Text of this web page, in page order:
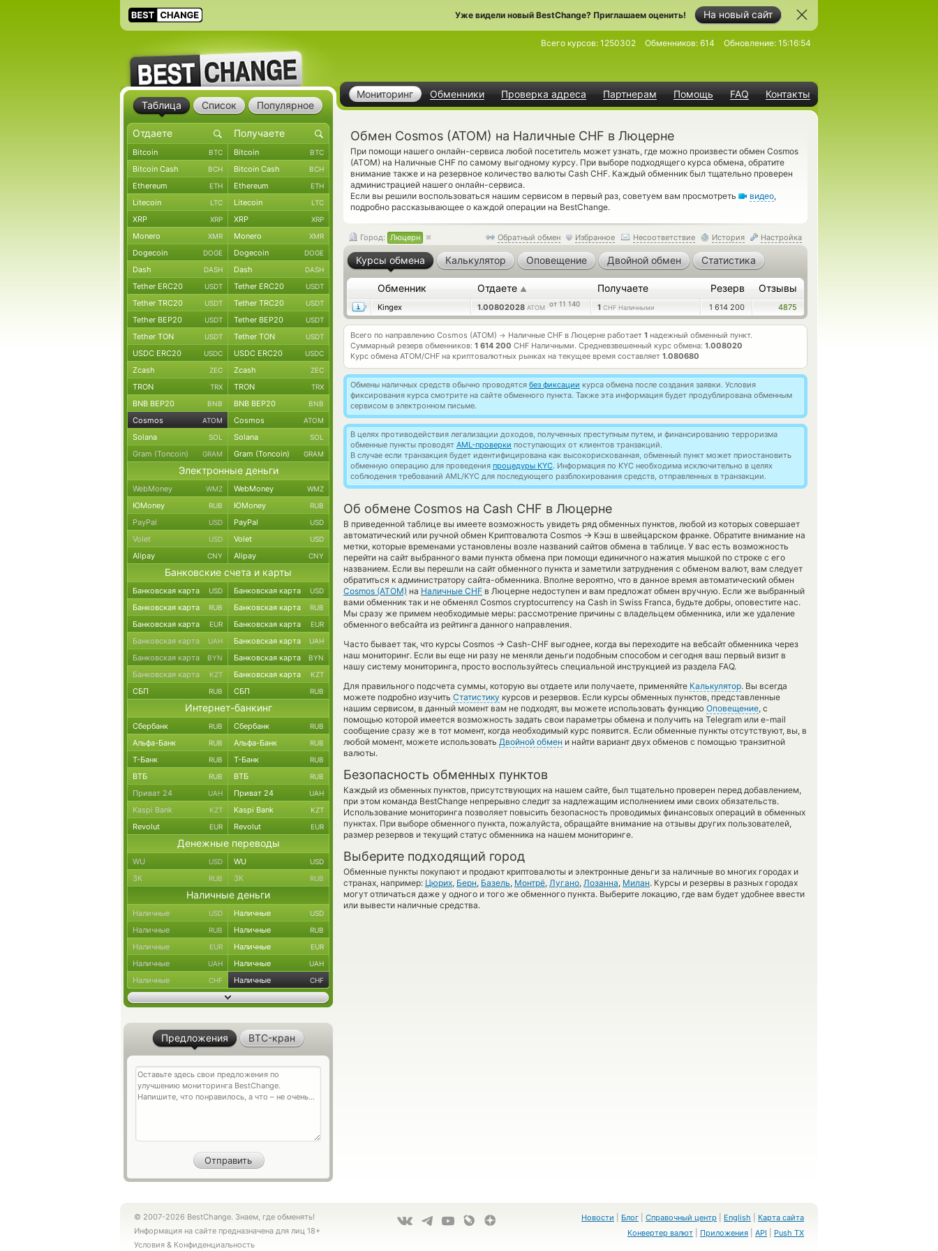
На новый сайт
Уже видели новый BestChange? Приглашаем оценить!
Мониторинг Обменники Проверка адреса Партнерам Помощь FAQ Контакты
Всего курсов: 1250302 Обменников: 614 Обновление: 15:16:54
Обмен Cosmos (ATOM) на Наличные CHF в Люцерне
При помощи нашего онлайн-сервиса любой посетитель может узнать, где можно произвести обмен Cosmos
(ATOM) на Наличные CHF по самому выгодному курсу. При выборе подходящего курса обмена, обратите
внимание также и на резервное количество валюты Cash CHF. Каждый обменник был тщательно проверен
администрацией нашего онлайн-сервиса.
Если вы решили воспользоваться нашим сервисом в первый раз, советуем вам просмотреть
видео,
подробно рассказывающее о каждой операции на BestChange.
Обратный обмен Избранное Несоответствие История Настройка
Город: Люцерн
Курсы обмена Калькулятор Оповещение Двойной обмен Статистика
Обменник Отдаете ▲ Получаете Резерв Отзывы
Kingex 1.00802028 ATOM от 11 140 1 CHF Наличными 1 614 200 4875
Всего по направлению Cosmos (ATOM) → Наличные CHF в Люцерне работает 1 надежный обменный пункт.
Суммарный резерв обменников: 1 614 200 CHF Наличными. Средневзвешенный курс обмена: 1.008020
Курс обмена ATOM/CHF на криптовалютных рынках на текущее время составляет 1.080680
Обмены наличных средств обычно проводятся без фиксации курса обмена после создания заявки. Условия
фиксирования курса смотрите на сайте обменного пункта. Также эта информация будет продублирована обменным
сервисом в электронном письме.
В целях противодействия легализации доходов, полученных преступным путем, и финансированию терроризма
обменные пункты проводят AML-проверки поступающих от клиентов транзакций.
В случае если транзакция будет идентифицирована как высокорискованная, обменный пункт может приостановить
обменную операцию для проведения процедуры KYC. Информация по KYC необходима исключительно в целях
соблюдения требований AML/KYC для последующего разблокирования средств, отправленных в транзакции.
Об обмене Cosmos на Cash CHF в Люцерне
В приведенной таблице вы имеете возможность увидеть ряд обменных пунктов, любой из которых совершает
автоматический или ручной обмен Криптовалюта Cosmos → Кэш в швейцарском франке. Обратите внимание на
метки, которые временами установлены возле названий сайтов обмена в таблице. У вас есть возможность
перейти на сайт выбранного вами пункта обмена при помощи единичного нажатия мышкой по строке с его
названием. Если вы перешли на сайт обменного пункта и заметили затруднения с обменом валют, вам следует
обратиться к администратору сайта-обменника. Вполне вероятно, что в данное время автоматический обмен
Cosmos (ATOM) на Наличные CHF в Люцерне недоступен и вам предложат обмен вручную. Если же выбранный
вами обменник так и не обменял Cosmos cryptocurrency на Cash in Swiss Franca, будьте добры, оповестите нас.
Мы сразу же примем необходимые меры: рассмотрение причины с владельцем обменника, или же удаление
обменного вебсайта из рейтинга данного направления.
Часто бывает так, что курсы Cosmos → Cash-CHF выгоднее, когда вы переходите на вебсайт обменника через
наш мониторинг. Если вы еще ни разу не меняли деньги подобным способом и сегодня ваш первый визит в
нашу систему мониторинга, просто воспользуйтесь специальной инструкцией из раздела FAQ.
Для правильного подсчета суммы, которую вы отдаете или получаете, применяйте Калькулятор. Вы всегда
можете подробно изучить Статистику курсов и резервов. Если курсы обменных пунктов, представленные
нашим сервисом, в данный момент вам не подходят, вы можете использовать функцию Оповещение, с
помощью которой имеется возможность задать свои параметры обмена и получить на Telegram или e-mail
сообщение сразу же в тот момент, когда необходимый курс появится. Если обменные пункты отсутствуют, вы, в
любой момент, можете использовать Двойной обмен и найти вариант двух обменов с помощью транзитной
валюты.
Безопасность обменных пунктов
Каждый из обменных пунктов, присутствующих на нашем сайте, был тщательно проверен перед добавлением,
при этом команда BestChange непрерывно следит за надлежащим исполнением ими своих обязательств.
Использование мониторинга позволяет повысить безопасность проводимых финансовых операций в обменных
пунктах. При выборе обменного пункта, пожалуйста, обращайте внимание на отзывы других пользователей,
размер резервов и текущий статус обменника на нашем мониторинге.
Выберите подходящий город
Обменные пункты покупают и продают криптовалюты и электронные деньги за наличные во многих городах и
странах, например: Цюрих, Берн, Базель, Монтрё, Лугано, Лозанна, Милан. Курсы и резервы в разных городах
могут отличаться даже у одного и того же обменного пункта. Выберите локацию, где вам будет удобнее ввести
или вывести наличные средства.
Таблица Список Популярное
Bitcoin BTC Bitcoin BTC
Bitcoin Cash BCH Bitcoin Cash BCH
Ethereum ETH Ethereum ETH
Litecoin LTC Litecoin LTC
XRP XRP XRP XRP
Monero XMR Monero XMR
Dogecoin DOGE Dogecoin DOGE
Dash DASH Dash DASH
Tether ERC20 USDT Tether ERC20 USDT
Tether TRC20 USDT Tether TRC20 USDT
Tether BEP20 USDT Tether BEP20 USDT
Tether TON USDT Tether TON USDT
USDC ERC20 USDC USDC ERC20 USDC
Zcash ZEC Zcash ZEC
TRON TRX TRON TRX
BNB BEP20 BNB BNB BEP20 BNB
Cosmos ATOM Cosmos ATOM
Solana SOL Solana SOL
Gram (Toncoin) GRAM Gram (Toncoin) GRAM
Электронные деньги
WebMoney WMZ WebMoney WMZ
ЮMoney RUB ЮMoney RUB
PayPal USD PayPal USD
Volet USD Volet USD
Alipay CNY Alipay CNY
Банковские счета и карты
Банковская карта USD Банковская карта USD
Банковская карта RUB Банковская карта RUB
Банковская карта EUR Банковская карта EUR
Банковская карта UAH Банковская карта UAH
Банковская карта BYN Банковская карта BYN
Банковская карта KZT Банковская карта KZT
СБП RUB СБП RUB
Интернет-банкинг
Сбербанк RUB Сбербанк RUB
Альфа-Банк RUB Альфа-Банк RUB
Т-Банк RUB Т-Банк RUB
ВТБ RUB ВТБ RUB
Приват 24 UAH Приват 24 UAH
Kaspi Bank KZT Kaspi Bank KZT
Revolut EUR Revolut EUR
Денежные переводы
WU USD WU USD
ЗК RUB ЗК RUB
Наличные деньги
Наличные USD Наличные USD
Наличные RUB Наличные RUB
Наличные EUR Наличные EUR
Наличные UAH Наличные UAH
Наличные CHF Наличные CHF
Предложения BTC-кран
© 2007-2026 BestChange. Знаем, где обменять!
Информация на сайте предназначена для лиц 18+
Условия & Конфиденциальность
Новости Блог Справочный центр English
Карта сайта
Конвертер валют
Приложения API Push TX